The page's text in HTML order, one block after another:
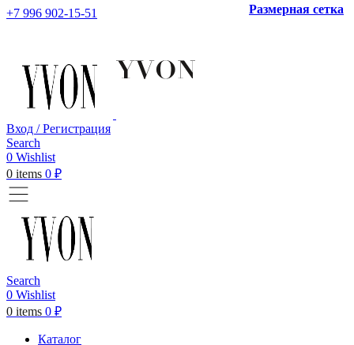
+7 996 902-15-51
Вход / Регистрация
Search
0 Wishlist
0 items 0 ₽
Search
0 Wishlist
0 items 0 ₽
Каталог
Размерная сетка